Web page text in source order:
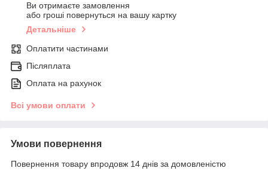
Ви отримаєте замовлення
або гроші повернуться на вашу картку
Детальніше
Оплатити частинами
Післяплата
Оплата на рахунок
Всі умови оплати
Умови повернення
Повернення товару впродовж 14 днів за домовленістю